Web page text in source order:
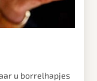
u borrelhapjes